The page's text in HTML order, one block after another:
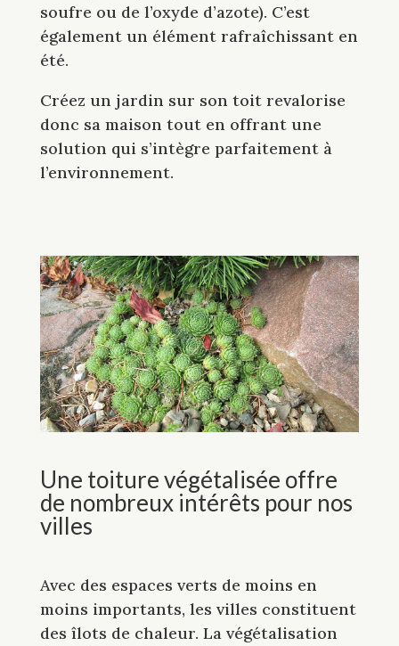
soufre ou de l’oxyde d’azote). C’est
également un élément rafraîchissant en
été.
Créez un jardin sur son toit revalorise
donc sa maison tout en offrant une
solution qui s’intègre parfaitement à
l’environnement.
Une toiture végétalisée offre
de nombreux intérêts pour nos
villes
Avec des espaces verts de moins en
moins importants, les villes constituent
des îlots de chaleur. La végétalisation